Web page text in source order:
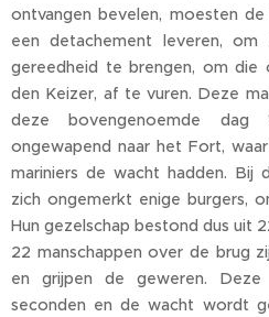
ontvangen bevelen, moesten
een detachement leveren,
gereedheid te brengen, om
den Keizer, af te vuren. Deze
deze bovengenoemde
ongewapend naar het Fort,
mariniers de wacht hadden. Bij
zich ongemerkt enige burgers,
Hun gezelschap bestond dus uit
22 manschappen over de brug
en grijpen de geweren.
seconden en de wacht wordt